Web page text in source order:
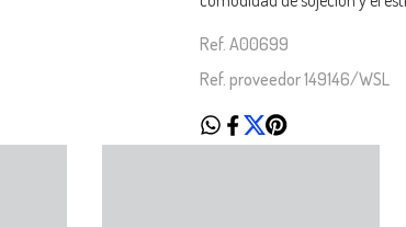
Ref. A00699
Ref. proveedor 149146/WSL